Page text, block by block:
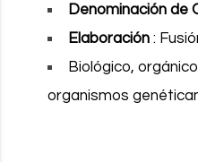
Denominación de
Elaboración :
Biológico,
organismos